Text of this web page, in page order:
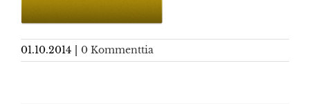
01.10.2014 0 Kommenttia